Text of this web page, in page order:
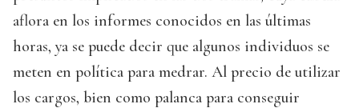
aflora en los informes conocidos en las últimas
horas, ya se puede decir que algunos individuos se
meten en política para medrar. Al precio de utilizar
los cargos, bien como palanca para conseguir